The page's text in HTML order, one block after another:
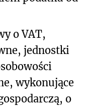
o VAT,
jednostki
wykonujące
o